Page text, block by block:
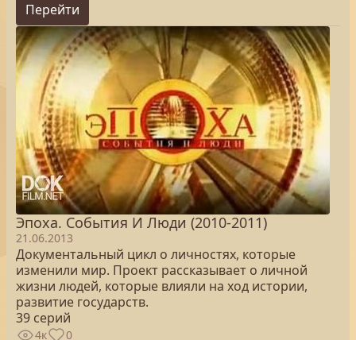
Перейти
Эпоха. Cобытия И Люди (2010-2011)
21.06.2013
Документальный цикл о личностях, которые
изменили мир. Проект рассказывает о личной
жизни людей, которые влияли на ход истории,
развитие государств.
39 серий
4к 0